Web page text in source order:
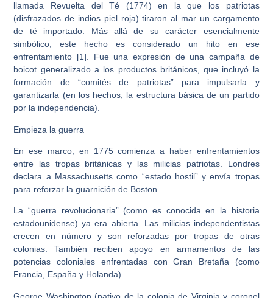
llamada Revuelta del Té (1774) en la que los patriotas
(disfrazados de indios piel roja) tiraron al mar un cargamento
de té importado. Más allá de su carácter esencialmente
simbólico, este hecho es considerado un hito en ese
enfrentamiento [1]. Fue una expresión de una campaña de
boicot generalizado a los productos británicos, que incluyó la
formación de “comités de patriotas” para impulsarla y
garantizarla (en los hechos, la estructura básica de un partido
por la independencia).
Empieza la guerra
En ese marco, en 1775 comienza a haber enfrentamientos
entre las tropas británicas y las milicias patriotas. Londres
declara a Massachusetts como “estado hostil” y envía tropas
para reforzar la guarnición de Boston.
La “guerra revolucionaria” (como es conocida en la historia
estadounidense) ya era abierta. Las milicias independentistas
crecen en número y son reforzadas por tropas de otras
colonias. También reciben apoyo en armamentos de las
potencias coloniales enfrentadas con Gran Bretaña (como
Francia, España y Holanda).
George Washington (nativo de la colonia de Virginia y coronel